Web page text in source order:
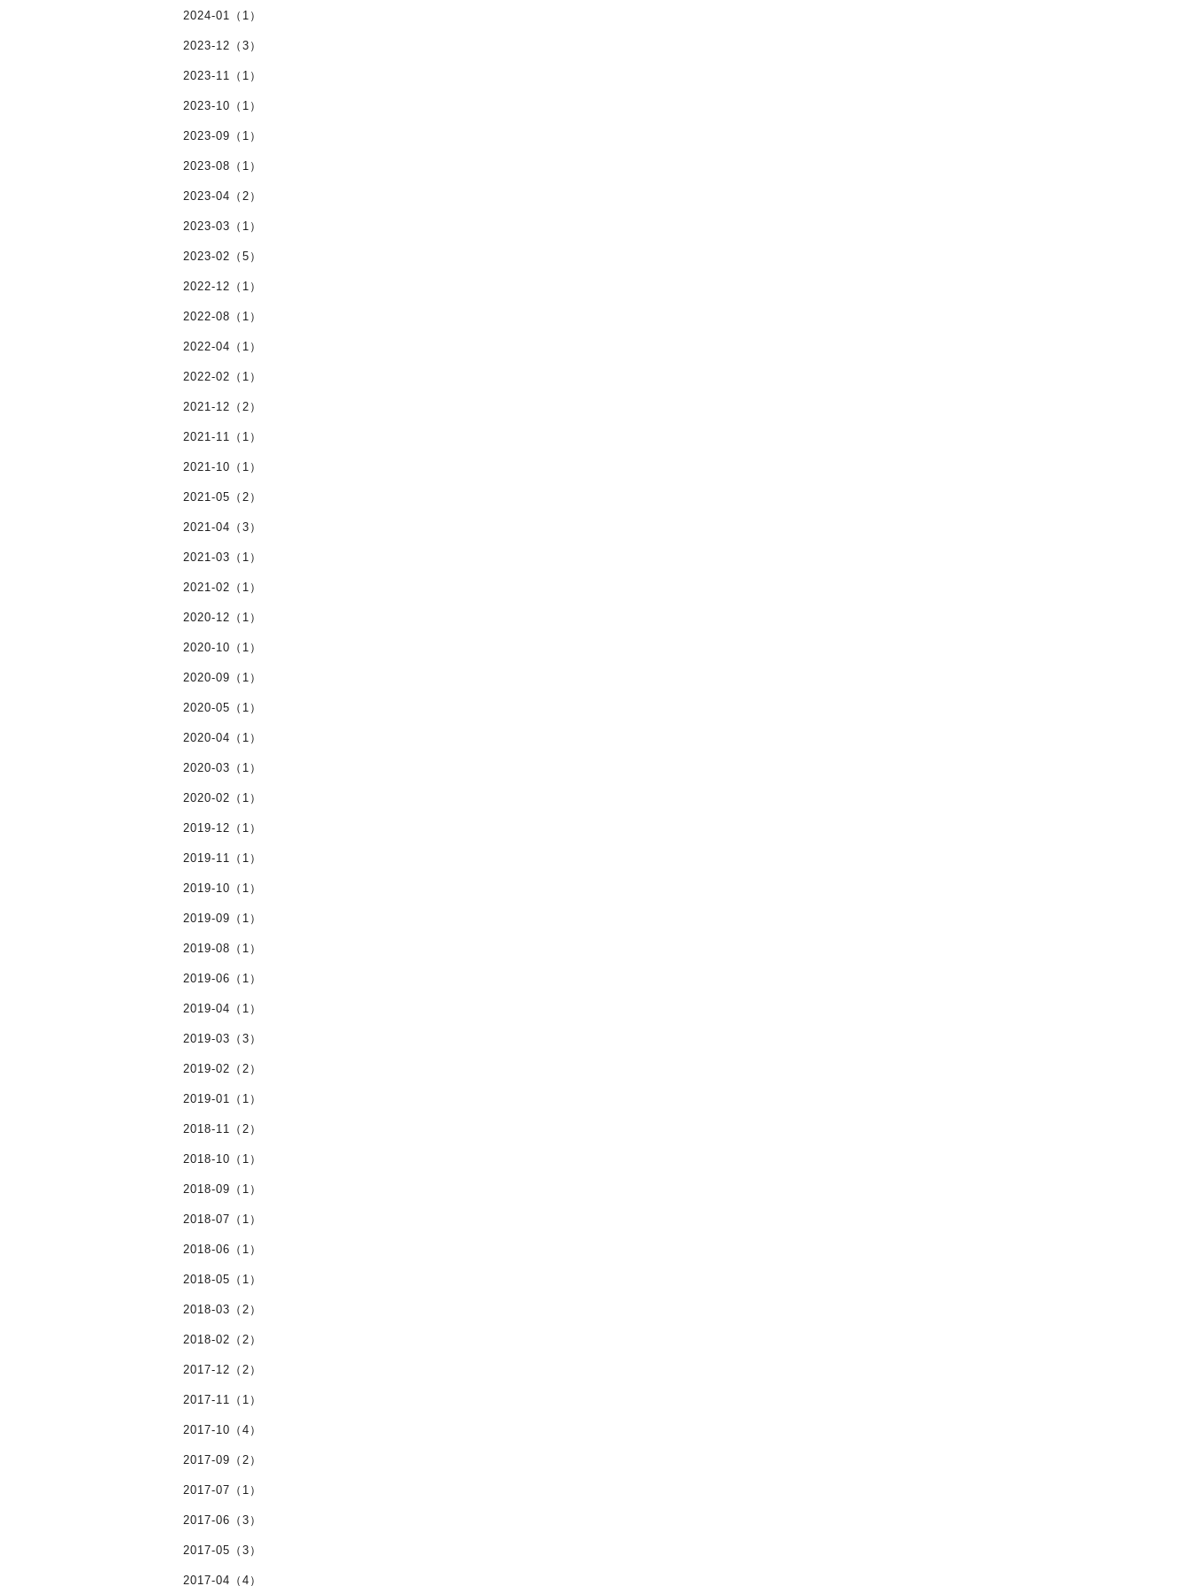
2024-01（1）
2023-12（3）
2023-11（1）
2023-10（1）
2023-09（1）
2023-08（1）
2023-04（2）
2023-03（1）
2023-02（5）
2022-12（1）
2022-08（1）
2022-04（1）
2022-02（1）
2021-12（2）
2021-11（1）
2021-10（1）
2021-05（2）
2021-04（3）
2021-03（1）
2021-02（1）
2020-12（1）
2020-10（1）
2020-09（1）
2020-05（1）
2020-04（1）
2020-03（1）
2020-02（1）
2019-12（1）
2019-11（1）
2019-10（1）
2019-09（1）
2019-08（1）
2019-06（1）
2019-04（1）
2019-03（3）
2019-02（2）
2019-01（1）
2018-11（2）
2018-10（1）
2018-09（1）
2018-07（1）
2018-06（1）
2018-05（1）
2018-03（2）
2018-02（2）
2017-12（2）
2017-11（1）
2017-10（4）
2017-09（2）
2017-07（1）
2017-06（3）
2017-05（3）
2017-04（4）